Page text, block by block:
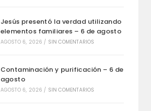
Jesús presentó la verdad utilizando
elementos familiares – 6 de agosto
AGOSTO 6, 2026 / SIN COMENTARIOS
Contaminación y purificación – 6 de
agosto
AGOSTO 6, 2026 / SIN COMENTARIOS